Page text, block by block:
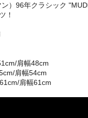
）96年クラシック
！
肩幅48cm
肩幅54cm
肩幅61cm